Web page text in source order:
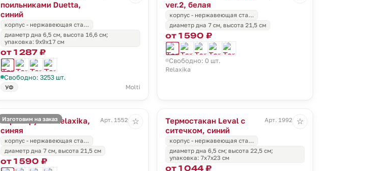
поильниками Duetta,
синий
корпус - нержавеющая ста…
диаметр дна 6,5 см, высота 16,6 см;
упаковка: 9х9х17 см
от 1 287 ₽
Свободно: 3253 шт.
УФ Molti
ver.2, белая
корпус - нержавеющая ста…
диаметр дна 7 см, высота 21,5 см
от 1 590 ₽
Свободно: 0 шт.
Relaxika
Изготовим на заказ
Термокружка Relaxika,
синяя
Арт. 15520.40
корпус - нержавеющая ста…
диаметр дна 7 см, высота 21,5 см
от 1 590 ₽
☆
Термостакан Leval с
ситечком, синий
Арт. 19921.40
корпус - нержавеющая ста…
диаметр дна 6,5 см; высота 22,5 см;
упаковка: 7x7x23 см
от 1 044 ₽
☆